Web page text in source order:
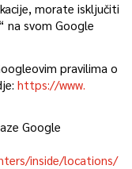
morate isključiti
na svom Google
pravilima o
https://www.
Google
inside/locations/